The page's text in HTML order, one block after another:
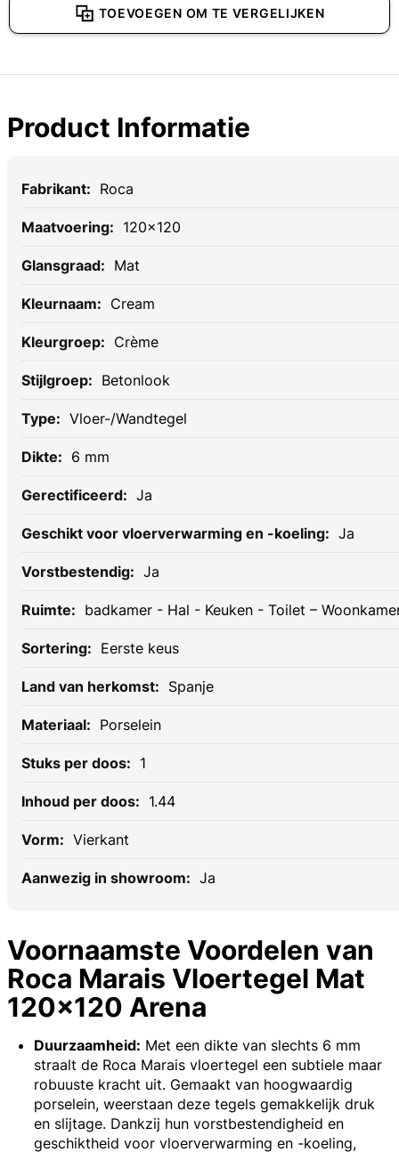
TOEVOEGEN OM TE VERGELIJKEN
Product Informatie
Specificaties
Roca
120x120
Mat
Cream
Crème
Betonlook
Vloer-/Wandtegel
6 mm
Ja
Ja
Ja
badkamer - Hal - Keuken - Toilet –
Eerste keus
Spanje
Porselein
1
1.44
Vierkant
Ja
Voornaamste Voordelen van
Roca Marais Vloertegel Mat
120x120 Arena
Duurzaamheid: Met een dikte van slechts 6 mm
straalt de Roca Marais vloertegel een subtiele maar
robuuste kracht uit. Gemaakt van hoogwaardig
porselein, weerstaan deze tegels gemakkelijk druk
en slijtage. Dankzij hun vorstbestendigheid en
geschiktheid voor vloerverwarming en -koeling,